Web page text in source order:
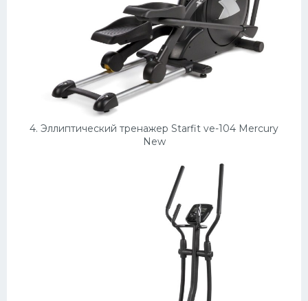
4. Эллиптический тренажер Starfit ve-104 Mercury
New